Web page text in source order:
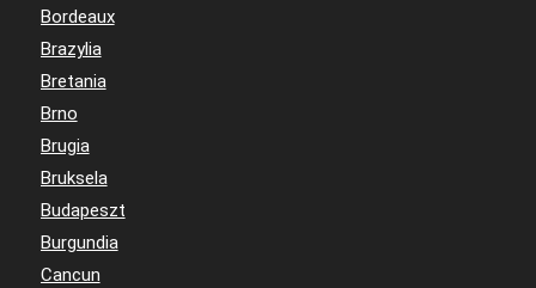
Bordeaux
Brazylia
Bretania
Brno
Brugia
Bruksela
Budapeszt
Burgundia
Cancun